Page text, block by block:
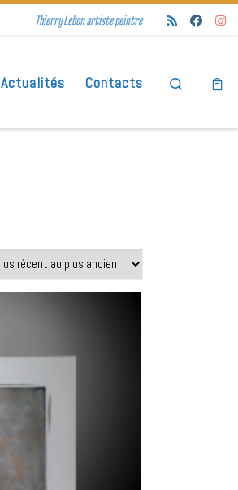
Thierry Lebon artiste peintre
Actualités Contacts Search